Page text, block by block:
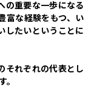
の重要な一歩になる
富な経験をもつ、い
したいということに
それぞれの代表とし